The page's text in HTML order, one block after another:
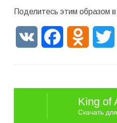
Поделитесь этим образом в
VK Facebook
King of
Скачать